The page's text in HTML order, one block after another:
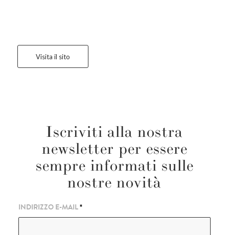
Visita il sito
Iscriviti alla nostra
newsletter per essere
sempre informati sulle
nostre novità
INDIRIZZO E-MAIL*